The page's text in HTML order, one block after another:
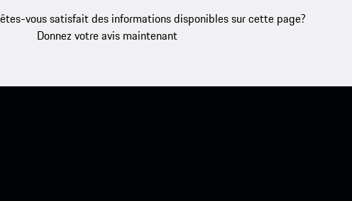
vous satisfait des informations disponibles sur cette page?
Donnez votre avis maintenant